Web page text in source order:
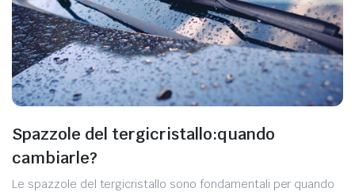
Spazzole del tergicristallo:quando
cambiarle?
Le spazzole del tergicristallo sono fondamentali per quando